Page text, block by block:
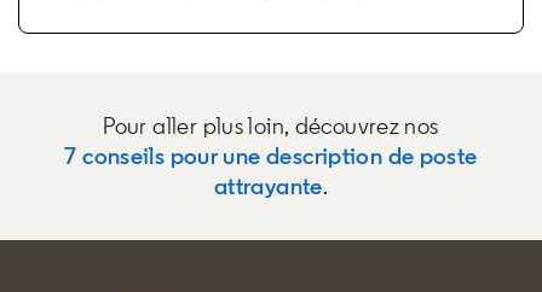
Pour aller plus loin, découvrez nos
7 conseils pour une description de poste
attrayante.